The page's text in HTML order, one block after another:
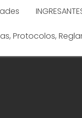
Protocolos,